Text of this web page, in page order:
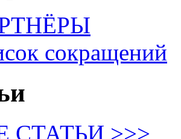
сокращений
СТАТЬИ >>>